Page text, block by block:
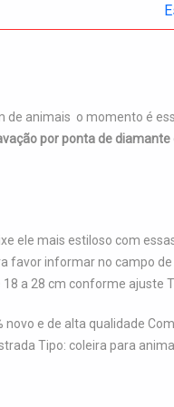
de animais o momento é
por ponta de
ele mais estiloso com
favor informar no campo
a 28 cm conforme ajuste
e de alta qualidade
Tipo: coleira para